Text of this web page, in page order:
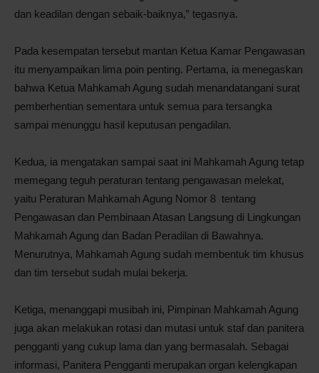
dan keadilan dengan sebaik-baiknya,” tegasnya.
Pada kesempatan tersebut mantan Ketua Kamar Pengawasan
itu menyampaikan lima poin penting. Pertama, ia menegaskan
bahwa Ketua Mahkamah Agung sudah menandatangani surat
pemberhentian sementara untuk semua para tersangka
sampai menunggu hasil keputusan pengadilan.
Kedua, ia mengatakan sampai saat ini Mahkamah Agung tetap
memegang teguh peraturan tentang pengawasan melekat,
yaitu Peraturan Mahkamah Agung Nomor 8 tentang
Pengawasan dan Pembinaan Atasan Langsung di Lingkungan
Mahkamah Agung dan Badan Peradilan di Bawahnya.
Menurutnya, Mahkamah Agung sudah membentuk tim khusus
dan tim tersebut sudah mulai bekerja.
Ketiga, menanggapi musibah ini, Pimpinan Mahkamah Agung
juga akan melakukan rotasi dan mutasi untuk staf dan panitera
pengganti yang cukup lama dan yang bermasalah. Sebagai
informasi, Panitera Pengganti merupakan organ kelengkapan